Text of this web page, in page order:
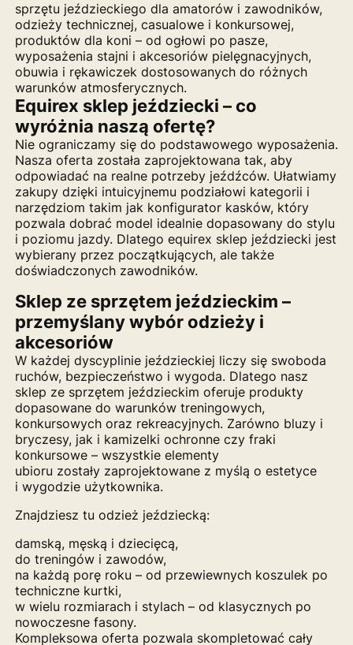
sprzętu jeździeckiego dla amatorów i zawodników,
odzieży technicznej, casualowe i konkursowej,
produktów dla koni – od ogłowi po pasze,
wyposażenia stajni i akcesoriów pielęgnacyjnych,
obuwia i rękawiczek dostosowanych do różnych
warunków atmosferycznych.
Equirex sklep jeździecki – co
wyróżnia naszą ofertę?
Nie ograniczamy się do podstawowego wyposażenia.
Nasza oferta została zaprojektowana tak, aby
odpowiadać na realne potrzeby jeźdźców. Ułatwiamy
zakupy dzięki intuicyjnemu podziałowi kategorii i
narzędziom takim jak konfigurator kasków, który
pozwala dobrać model idealnie dopasowany do stylu
i poziomu jazdy. Dlatego equirex sklep jeździecki jest
wybierany przez początkujących, ale także
doświadczonych zawodników.
Sklep ze sprzętem jeździeckim –
przemyślany wybór odzieży i
akcesoriów
W każdej dyscyplinie jeździeckiej liczy się swoboda
ruchów, bezpieczeństwo i wygoda. Dlatego nasz
sklep ze sprzętem jeździeckim oferuje produkty
dopasowane do warunków treningowych,
konkursowych oraz rekreacyjnych. Zarówno bluzy i
bryczesy, jak i kamizelki ochronne czy fraki
konkursowe – wszystkie elementy
ubioru zostały zaprojektowane z myślą o estetyce
i wygodzie użytkownika.
Znajdziesz tu odzież jeździecką:
damską, męską i dziecięcą,
do treningów i zawodów,
na każdą porę roku – od przewiewnych koszulek po
techniczne kurtki,
w wielu rozmiarach i stylach – od klasycznych po
nowoczesne fasony.
Kompleksowa oferta pozwala skompletować cały